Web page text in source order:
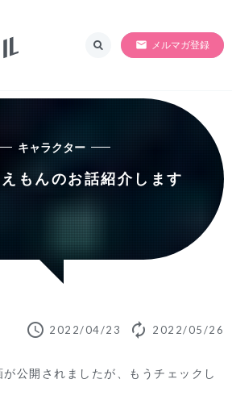
SORRY!!準備中
メルマガ登録
キャラクター
もんのお話紹介します
schedule 2022/04/23 autorenew 2022/05/26
が公開されましたが、もうチェックし